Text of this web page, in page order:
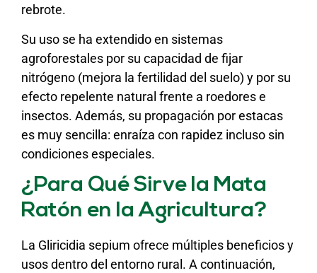
rebrote.
Su uso se ha extendido en sistemas
agroforestales por su capacidad de fijar
nitrógeno (mejora la fertilidad del suelo) y por su
efecto repelente natural frente a roedores e
insectos. Además, su propagación por estacas
es muy sencilla: enraíza con rapidez incluso sin
condiciones especiales.
¿Para Qué Sirve la Mata
Ratón en la Agricultura?
La Gliricidia sepium ofrece múltiples beneficios y
usos dentro del entorno rural. A continuación,